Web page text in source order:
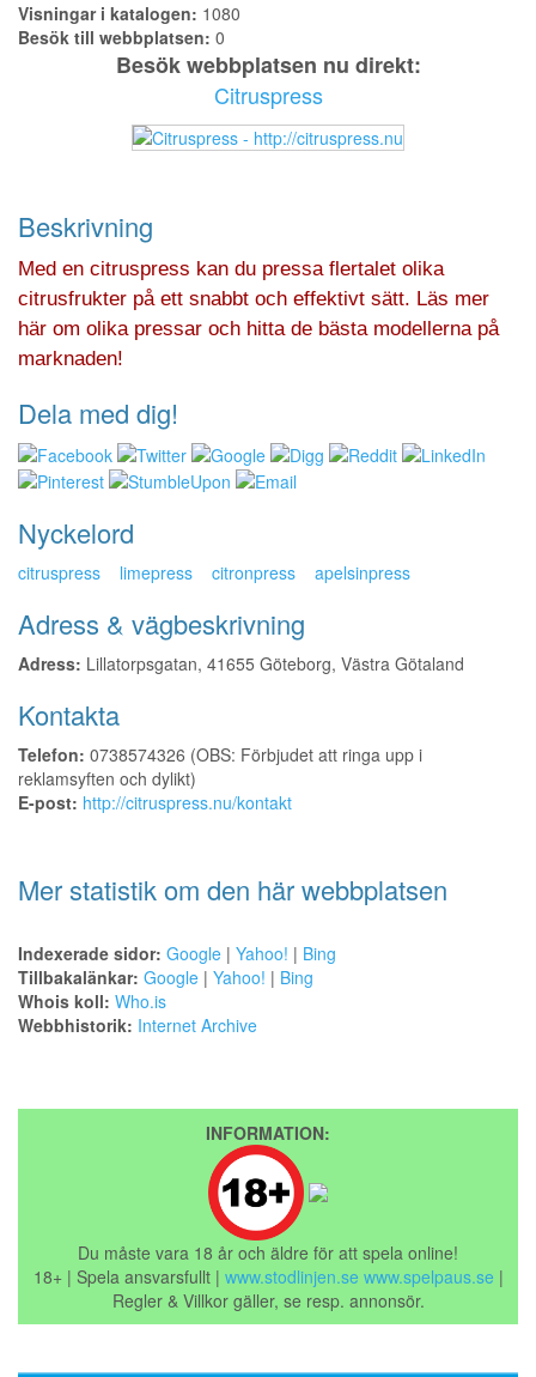
Visningar i katalogen: 1080
Besök till webbplatsen: 0
Besök webbplatsen nu direkt:
Citruspress
Beskrivning
Med en citruspress kan du pressa flertalet olika
citrusfrukter på ett snabbt och effektivt sätt. Läs mer
här om olika pressar och hitta de bästa modellerna på
marknaden!
Dela med dig!
Nyckelord
citruspress limepress citronpress apelsinpress
Adress & vägbeskrivning
Adress: Lillatorpsgatan, 41655 Göteborg, Västra Götaland
Kontakta
Telefon: 0738574326 (OBS: Förbjudet att ringa upp i
reklamsyften och dylikt)
E-post: http://citruspress.nu/kontakt
Mer statistik om den här webbplatsen
Indexerade sidor: Google | Yahoo! | Bing
Tillbakalänkar: Google | Yahoo! | Bing
Whois koll: Who.is
Webbhistorik: Internet Archive
INFORMATION:
Du måste vara 18 år och äldre för att spela online!
18+ | Spela ansvarsfullt | www.stodlinjen.se www.spelpaus.se |
Regler & Villkor gäller, se resp. annonsör.